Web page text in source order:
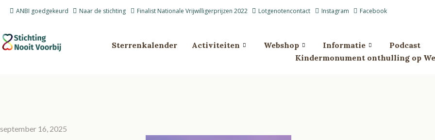
inhoud
ANBI goedgekeurd Naar de stichting Finalist Nationale Vrijwilligerprijzen 2022 Lotgenotencontact Instagram Facebook
Sterrenkalender Activiteiten Webshop Informatie
Podcast
Kindermonument onthulling op
september 16, 2025